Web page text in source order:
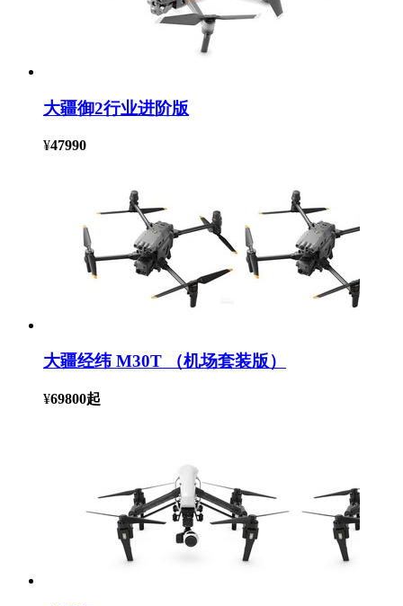
大疆御2行业进阶版
¥47990
大疆经纬 M30T （机场套装版）
¥69800起